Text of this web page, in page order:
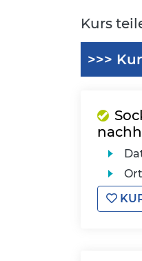
Kurs
>>>